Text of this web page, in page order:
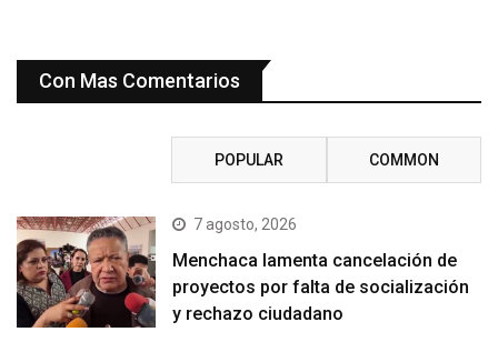
Con Mas Comentarios
POPULAR COMMON
7 agosto, 2026
Menchaca lamenta cancelación de
proyectos por falta de socialización
y rechazo ciudadano